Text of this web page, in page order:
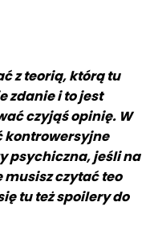
z teorią, którą tu
zdanie i to jest
czyjąś opinię. W
kontrowersyjne
psychiczna, jeśli na
musisz czytać teo
tu też spoilery do